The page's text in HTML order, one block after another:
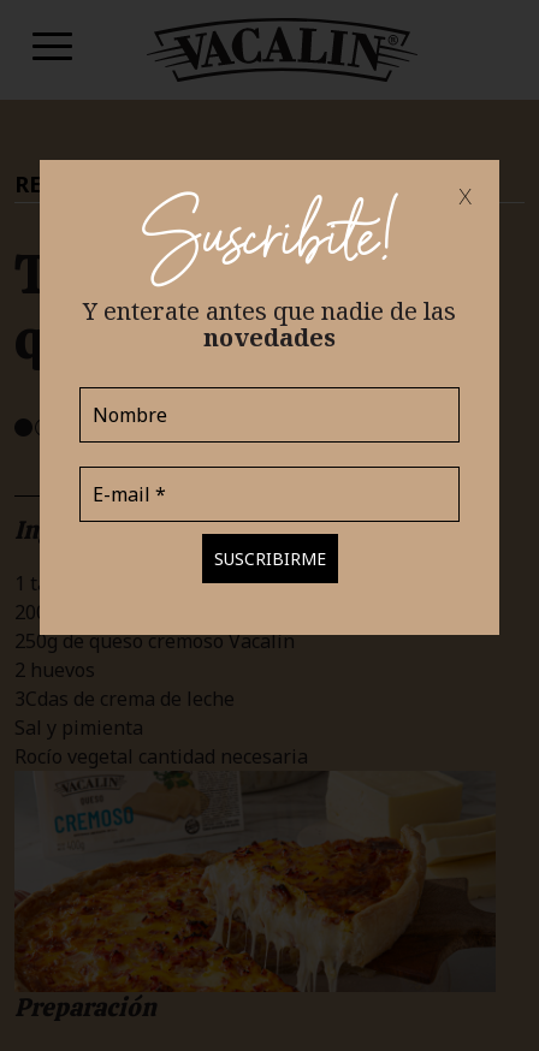
x
Suscribite!
Y enterate antes que nadie de las
novedades
RECETAS TEAM SALADO
Tarta de jamón y
queso
FÁCIL
Ingredientes
1 tapa pascualina criolla
200g de jamón cocido
250g de queso cremoso Vacalín
2 huevos
3Cdas de crema de leche
Sal y pimienta
Rocío vegetal cantidad necesaria
Preparación